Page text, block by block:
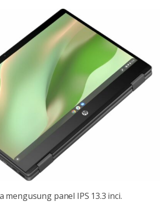
mengusung panel IPS 13.3 inci.